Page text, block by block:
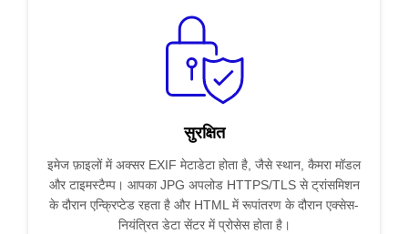
सुरक्षित
इमेज फ़ाइलों में अक्सर EXIF मेटाडेटा होता है, जैसे स्थान, कैमरा मॉडल
और टाइमस्टैम्प। आपका JPG अपलोड HTTPS/TLS से ट्रांसमिशन
के दौरान एन्क्रिप्टेड रहता है और HTML में रूपांतरण के दौरान एक्सेस-
नियंत्रित डेटा सेंटर में प्रोसेस होता है।